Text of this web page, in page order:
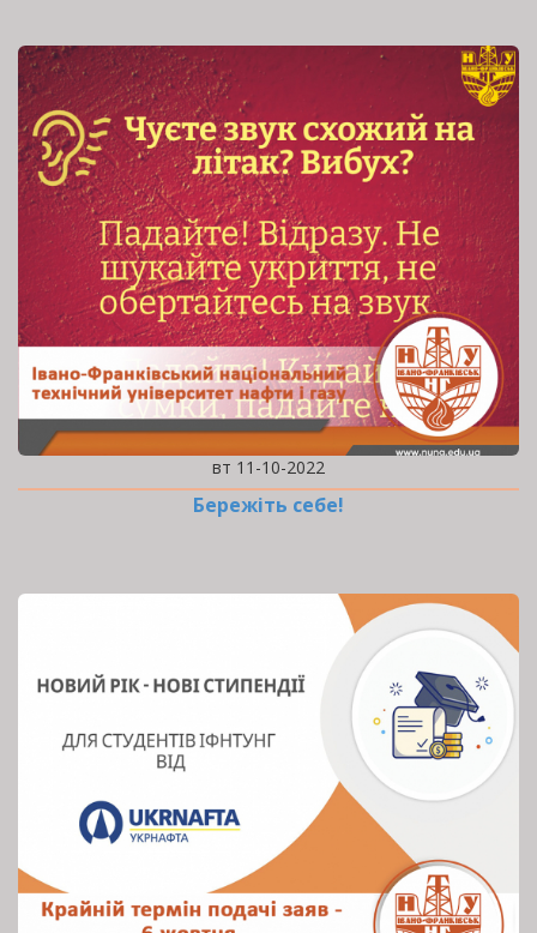
вт 11-10-2022
Бережіть себе!